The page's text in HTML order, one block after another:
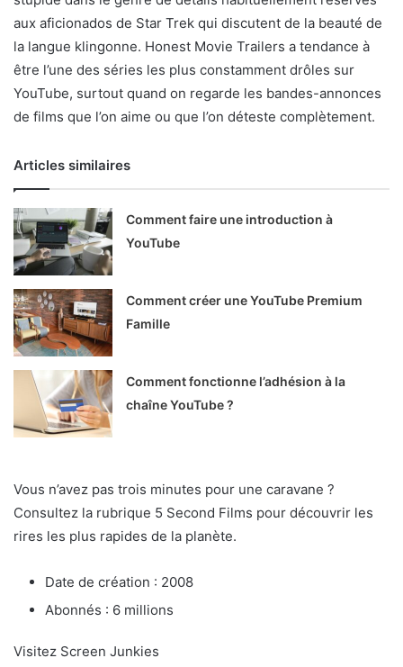
aux aficionados de Star Trek qui discutent de la beauté de
la langue klingonne. Honest Movie Trailers a tendance à
être l’une des séries les plus constamment drôles sur
YouTube, surtout quand on regarde les bandes-annonces
de films que l’on aime ou que l’on déteste complètement.
Articles similaires
Comment faire une introduction à
YouTube
Comment créer une YouTube Premium
Famille
Comment fonctionne l’adhésion à la
chaîne YouTube ?
Vous n’avez pas trois minutes pour une caravane ?
Consultez la rubrique 5 Second Films pour découvrir les
rires les plus rapides de la planète.
Date de création : 2008
Abonnés : 6 millions
Visitez Screen Junkies